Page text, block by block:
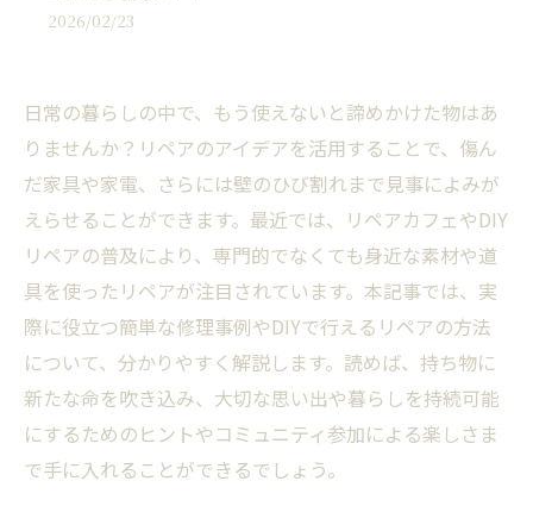
2026/02/23
日常の暮らしの中で、もう使えないと諦めかけた物はあ
りませんか？リペアのアイデアを活用することで、傷ん
だ家具や家電、さらには壁のひび割れまで見事によみが
えらせることができます。最近では、リペアカフェやDIY
リペアの普及により、専門的でなくても身近な素材や道
具を使ったリペアが注目されています。本記事では、実
際に役立つ簡単な修理事例やDIYで行えるリペアの方法
について、分かりやすく解説します。読めば、持ち物に
新たな命を吹き込み、大切な思い出や暮らしを持続可能
にするためのヒントやコミュニティ参加による楽しさま
で手に入れることができるでしょう。